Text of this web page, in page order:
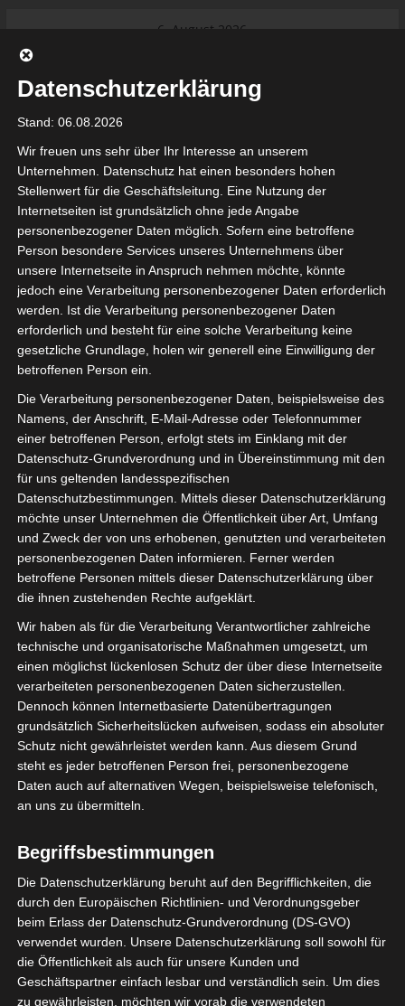
6. August 2026
beginnt am 22. und 23. August
2026 (Update)
Meisterschaft an
Ligue 1 Pro: Spielplan der ersten 15
Spieltage der Saison 2026/2027
Ligue 2 Pro Tunesien 2026/2027 –
Saison beginnt am am 19./20.
September 2026
Internationaler Sportgerichtshof
lehnt Eilverfahren ab – AS Soliman
steuert auf die Ligue 2 zu
tunesienfussball.de
Tunesien Ligafußball
von Google Adsense (Google Ireland Limited, Gordon House, Barrow
Ireland) benötigen wir laut DSGVO Ihre Zustimmung. Es werden seitens
Daten erhoben, verarbeitet und gespeichert. Welche Daten genau
bitte den Datenschutzbedingungen.
Google Adsenseist deaktiviert. ✓ Erlauben Datenschutzbedingungen
Sie befinden sich hier:Startseite»Étoile Sportive du
Sahel Sousse (ESS) – Avenir Sportif de Rejiche (ASR)
24 Jan. 2021-
14:00
Meisterschaft Tunesien 2020/21| Spieltag 9
Halbzeit: 1-0
Étoile Sportive du
Sahel Sousse (ESS) 2
Rejiche (ASR)
ENDERGEBNIS
Stade Municipal Bou Ali-Lahouar, Hammam
Sousse
Datenschutzerklärung
Stand: 06.08.2026
Wir freuen uns sehr über Ihr Interesse an unserem
Unternehmen. Datenschutz hat einen besonders hohen
Stellenwert für die Geschäftsleitung. Eine Nutzung der
Internetseiten ist grundsätzlich ohne jede Angabe
personenbezogener Daten möglich. Sofern eine betroffene
Person besondere Services unseres Unternehmens über
unsere Internetseite in Anspruch nehmen möchte, könnte
jedoch eine Verarbeitung personenbezogener Daten erforderlich
werden. Ist die Verarbeitung personenbezogener Daten
erforderlich und besteht für eine solche Verarbeitung keine
gesetzliche Grundlage, holen wir generell eine Einwilligung der
betroffenen Person ein.
Die Verarbeitung personenbezogener Daten, beispielsweise des
Namens, der Anschrift, E-Mail-Adresse oder Telefonnummer
einer betroffenen Person, erfolgt stets im Einklang mit der
Datenschutz-Grundverordnung und in Übereinstimmung mit den
für uns geltenden landesspezifischen
Datenschutzbestimmungen. Mittels dieser Datenschutzerklärung
möchte unser Unternehmen die Öffentlichkeit über Art, Umfang
und Zweck der von uns erhobenen, genutzten und verarbeiteten
personenbezogenen Daten informieren. Ferner werden
betroffene Personen mittels dieser Datenschutzerklärung über
die ihnen zustehenden Rechte aufgeklärt.
Wir haben als für die Verarbeitung Verantwortlicher zahlreiche
technische und organisatorische Maßnahmen umgesetzt, um
einen möglichst lückenlosen Schutz der über diese Internetseite
verarbeiteten personenbezogenen Daten sicherzustellen.
Dennoch können Internetbasierte Datenübertragungen
grundsätzlich Sicherheitslücken aufweisen, sodass ein absoluter
Schutz nicht gewährleistet werden kann. Aus diesem Grund
steht es jeder betroffenen Person frei, personenbezogene
Daten auch auf alternativen Wegen, beispielsweise telefonisch,
an uns zu übermitteln.
Begriffsbestimmungen
Die Datenschutzerklärung beruht auf den Begrifflichkeiten, die
durch den Europäischen Richtlinien- und Verordnungsgeber
beim Erlass der Datenschutz-Grundverordnung (DS-GVO)
verwendet wurden. Unsere Datenschutzerklärung soll sowohl für
die Öffentlichkeit als auch für unsere Kunden und
Geschäftspartner einfach lesbar und verständlich sein. Um dies
zu gewährleisten, möchten wir vorab die verwendeten